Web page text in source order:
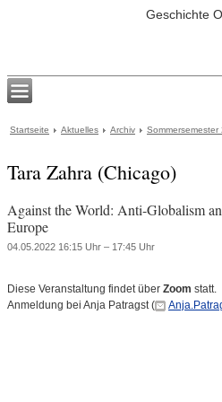
Geschichte
Startseite Aktuelles Archiv Sommersemester
Tara Zahra (Chicago)
Against the World: Anti-Globalism
Europe
04.05.2022 16:15 Uhr – 17:45 Uhr
Diese Veranstaltung findet über Zoom statt.
Anmeldung bei Anja Patragst (